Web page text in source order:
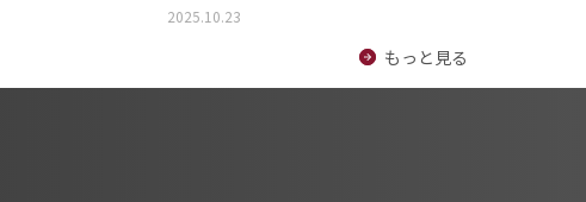
2025.10.23
もっと見る